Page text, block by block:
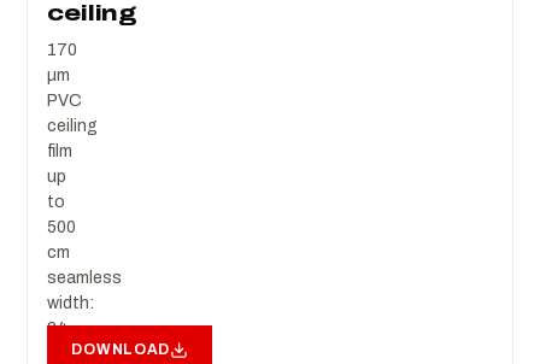
ceiling
170
µm
PVC
ceiling
film
up
to
500
cm
seamless
width:
24
colours,
DOWNLOAD